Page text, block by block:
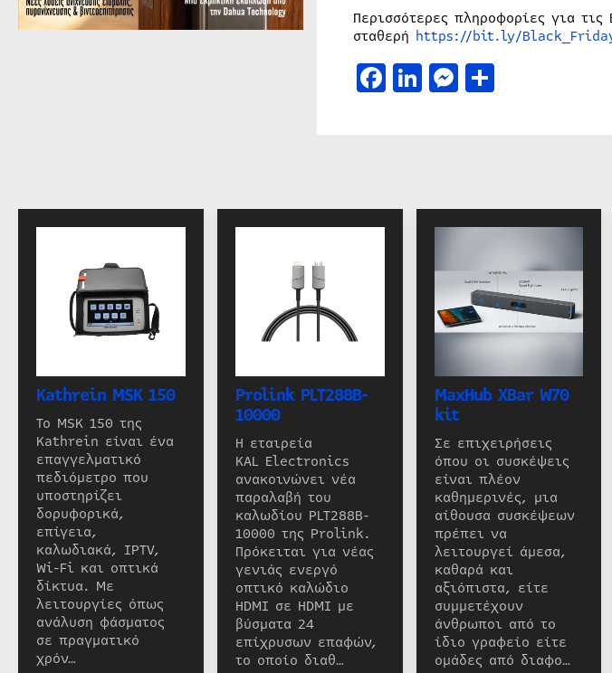
Περισσότερες πληροφορίες για
σταθερή https://bit.ly/
Facebook
LinkedIn
Messenger
Kathrein MSK 150
Το MSK 150 της
Kathrein είναι ένα
επαγγελματικό
πεδιόμετρο που
υποστηρίζει
δορυφορικά,
επίγεια,
καλωδιακά, IPTV,
Wi-Fi και οπτικά
δίκτυα. Με
λειτουργίες όπως
ανάλυση φάσματος
σε πραγματικό
χρόν…
Prolink PLT288B-
10000
Η εταιρεία
KAL Electronics
ανακοινώνει νέα
παραλαβή του
καλωδίου PLT288B-
10000 της Prolink.
Πρόκειται για νέας
γενιάς ενεργό
οπτικό καλώδιο
HDMI σε HDMI με
βύσματα 24
επίχρυσων επαφών,
το οποίο διαθ…
MaxHub XBar W70
kit
Σε επιχειρήσεις
όπου οι συσκέψεις
είναι πλέον
καθημερινές, μια
αίθουσα συσκέψεων
πρέπει να
λειτουργεί άμεσα,
καθαρά και
αξιόπιστα, είτε
συμμετέχουν
άνθρωποι από το
ίδιο γραφείο είτε
ομάδες από διαφο…